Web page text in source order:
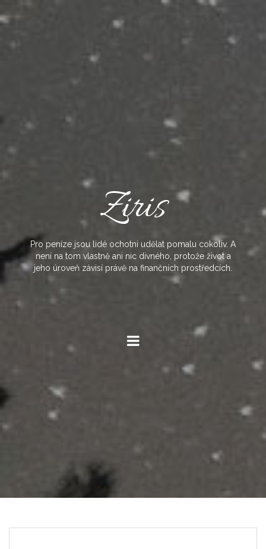
to
Ziris
Pro peníze jsou lidé ochotni udělat pomalu cokoliv. A
není na tom vlastně ani nic divného, protože život a
jeho úroveň závisí právě na finančních prostředcích.